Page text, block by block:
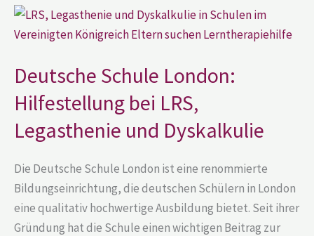
Deutsche Schule London:
Hilfestellung bei LRS,
Legasthenie und Dyskalkulie
Die Deutsche Schule London ist eine renommierte
Bildungseinrichtung, die deutschen Schülern in London
eine qualitativ hochwertige Ausbildung bietet. Seit ihrer
Gründung hat die Schule einen wichtigen Beitrag zur
Deutsche
Schule
London:
Hilfestellung
LRS,
Legasthenie
und
Dyskalkulie